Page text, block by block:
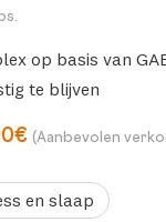
op basis van
te blijven
(Aanbevolen
en slaap